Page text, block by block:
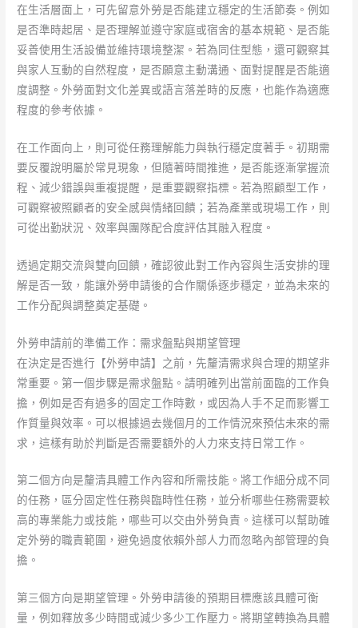
在生活層面上，可先留意外勞是否能建立穩定的生活節奏。例如
是否準時起居、是否理解並遵守家庭或宿舍的基本規範、是否能
妥善使用生活設備並維持環境整潔。若為同住型態，還可觀察其
與家人互動的自然程度，是否願意主動溝通、面對提醒是否能適
度調整。外勞面對文化差異或語言落差時的反應，也能作為適應
程度的參考依據。
在工作面向上，則可從任務理解能力與執行穩定度著手。初期需
要反覆說明屬於常見現象，但隨著時間推進，是否能逐漸掌握流
程、減少錯誤與重複提醒，是重要觀察指標。若為照顧型工作，
可觀察被照顧者的安全感與情緒回饋；若為產業或現場工作，則
可從出勤狀況、效率與團隊配合度評估其融入程度。
透過定期交流與雙向回饋，確認彼此對工作內容與生活安排的理
解是否一致，能讓外勞申請後的合作關係逐步穩定，並為未來的
工作分配與調整奠定基礎。
外勞申請前的準備工作：需求盤點與期望管理
在決定是否進行【外勞申請】之前，先釐清需求與合理的期望非
常重要。第一個步驟是需求盤點。請明確列出當前面臨的工作負
擔，例如是否有過多的固定工作時數，或因為人手不足而影響工
作質量與效率。可以根據過去幾個月的工作情況來預估未來的需
求，這樣有助於判斷是否需要額外的人力來支持日常工作。
第二個方向是釐清具體工作內容和所需技能。將工作細分成不同
的任務，區分固定性任務與臨時性任務，並分析哪些任務需要較
高的專業能力或技能，哪些可以交由外勞負責。這樣可以幫助確
定外勞的職責範圍，避免過度依賴外部人力而忽略內部管理的負
擔。
第三個方向是期望管理。外勞申請後的預期目標應該具體可衡
量，例如釋放多少時間或減少多少工作壓力。將期望轉換為具體